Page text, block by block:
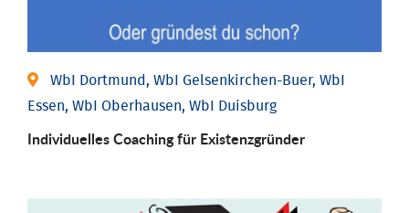
WbI Dortmund, WbI Gelsenkirchen-Buer, WbI
Essen, WbI Oberhausen, WbI Duisburg
Individu­elles Coaching für Existenz­gründer